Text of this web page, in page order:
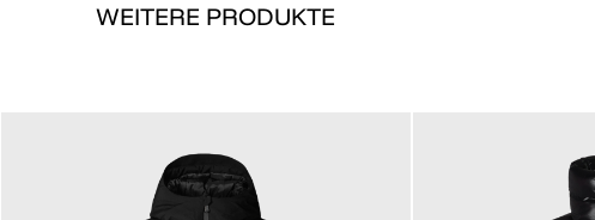
WEITERE PRODUKTE